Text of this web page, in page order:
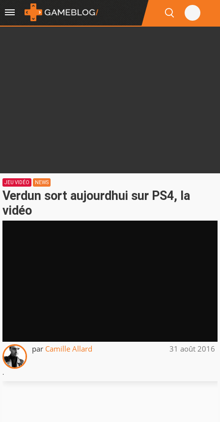
JEU VIDÉO NEWS
Verdun sort aujourdhui sur PS4, la
vidéo
par Camille Allard 31 août 2016
.